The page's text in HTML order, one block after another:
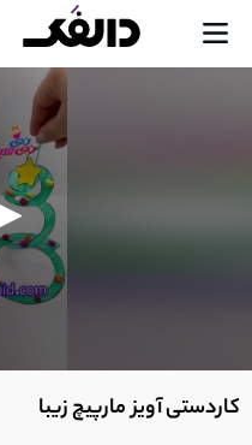
کاردستی آویز مارپیچ زیبا